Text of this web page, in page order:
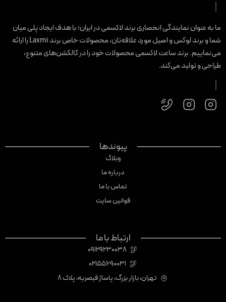
به عنوان نمایندگی انحصاری برند لاکسمی در ایران؛ با هدف ایجاد پلی میان
شما و برند لوکس و اصیل مورد علاقه‌تان، محصولات خاص برند Laxmi را ارائه
برند ساعت لاکسمی محصولات خود را در کالکشن‌های متنوع،
و تولید می‌کند.
پیوندها
وبلاگ
درباره ما
تماس با ما
قوانین سایت
ارتباط با ما
09129230038
02155690031
تهران، بازار بزرگ، پاساژ قیصریه، پلاک 8